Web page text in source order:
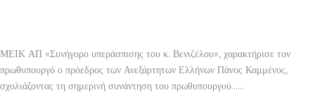
ΜΕΙΚ ΑΠ «Συνήγορο υπεράσπισης του κ. Βενιζέλου», χαρακτήρισε τον
πρωθυπουργό ο πρόεδρος των Ανεξάρτητων Ελλήνων Πάνος Καμμένος,
σχολιάζοντας τη σημερινή συνάντηση του πρωθυπουργού……